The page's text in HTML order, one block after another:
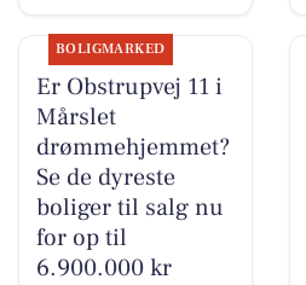
BOLIGMARKED
Er Obstrupvej 11 i
Mårslet
drømmehjemmet?
Se de dyreste
boliger til salg nu
for op til
6.900.000 kr